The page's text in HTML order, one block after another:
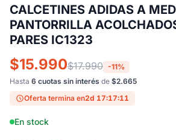
CALCETINES ADIDAS A
PANTORRILLA
PARES IC1323
$15.990$17.990 -11%
Hasta 6 cuotas sin interés de $2.665
Oferta termina en2d 17:17:10
En stock